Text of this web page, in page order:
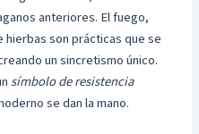
anteriores. El fuego,
son prácticas que se
un sincretismo único.
símbolo de resistencia
se dan la mano.